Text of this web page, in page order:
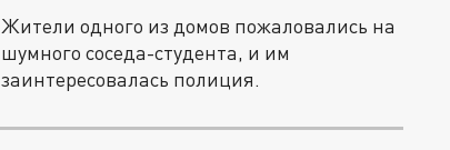
Жители одного из домов пожаловались на
шумного соседа-студента, и им
заинтересовалась полиция.